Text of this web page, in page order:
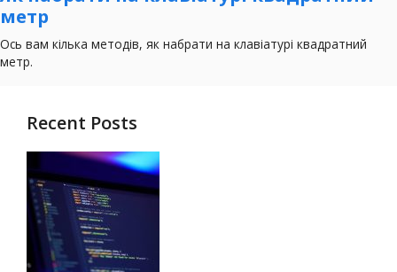
Recent Posts